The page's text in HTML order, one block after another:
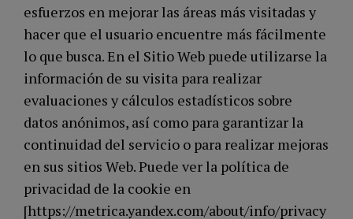
esfuerzos en mejorar las áreas más visitadas y
hacer que el usuario encuentre más fácilmente
lo que busca. En el Sitio Web puede utilizarse la
información de su visita para realizar
evaluaciones y cálculos estadísticos sobre
datos anónimos, así como para garantizar la
continuidad del servicio o para realizar mejoras
en sus sitios Web. Puede ver la política de
privacidad de la cookie en
[https://metrica.yandex.com/about/info/privacy